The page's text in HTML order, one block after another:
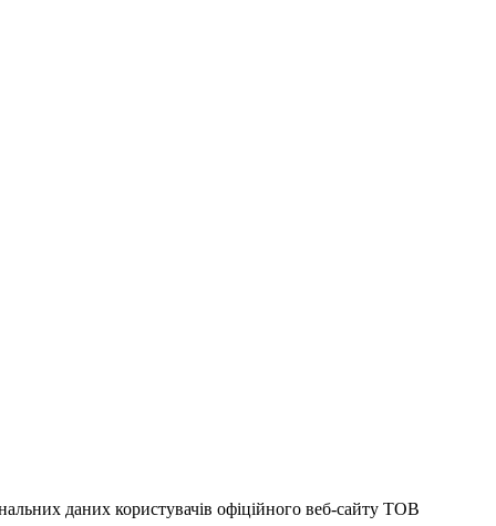
даних користувачів офіційного веб-сайту ТОВ